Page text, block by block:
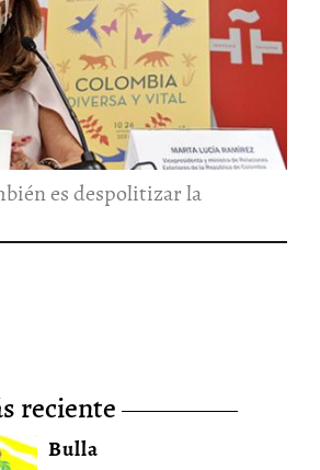
Neutralizar también es
despolitizar la cultura del país
14/Sep/2021
es despolitizar la
reciente
Bulla